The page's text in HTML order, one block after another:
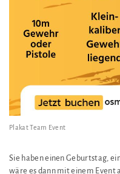
Plakat Team Event
Sie haben einen Geburtstag,
wäre es dann mit einem Event